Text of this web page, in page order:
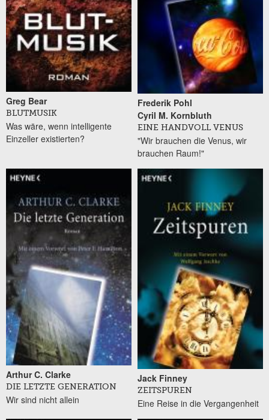
Greg Bear
BLUTMUSIK
Was wäre, wenn intelligente
Einzeller existierten?
Frederik Pohl
Cyril M. Kornbluth
EINE HANDVOLL VENUS
"Wir brauchen die Venus, wir
brauchen Raum!"
Arthur C. Clarke
DIE LETZTE GENERATION
Wir sind nicht allein
Jack Finney
ZEITSPUREN
Eine Reise in die Vergangenheit